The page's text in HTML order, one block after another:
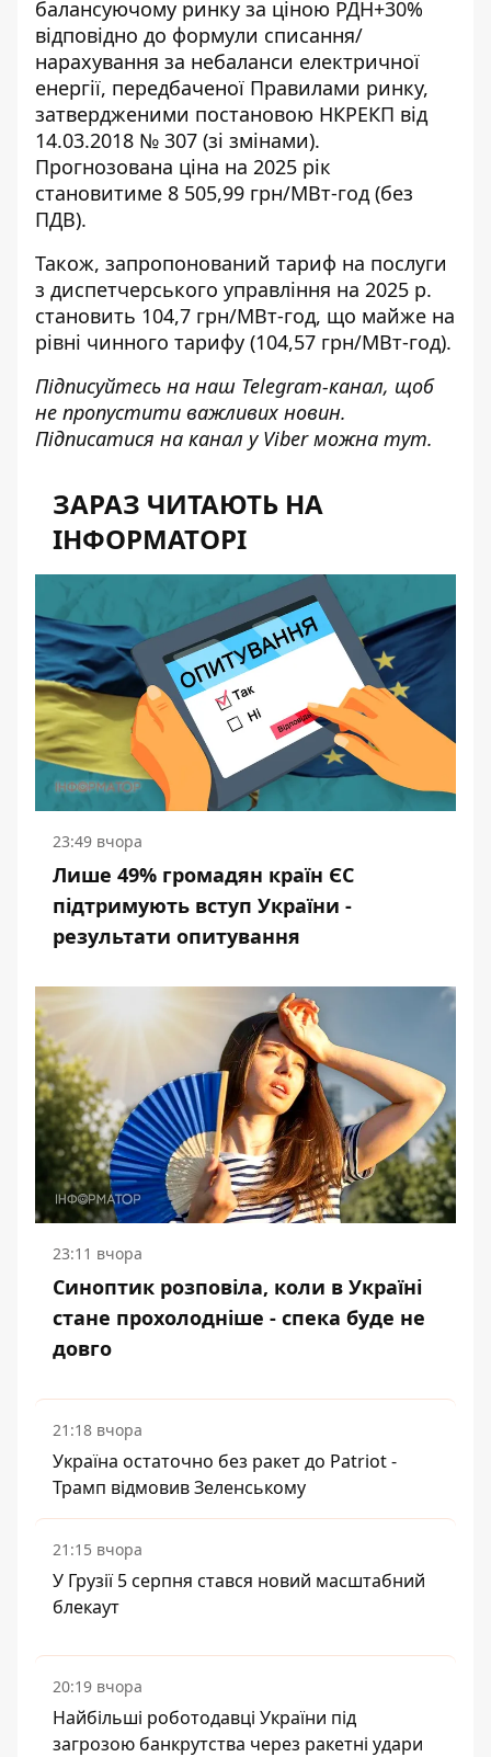
балансуючому ринку за ціною РДН+30%
відповідно до формули списання/
нарахування за небаланси електричної
енергії, передбаченої Правилами ринку,
затвердженими постановою НКРЕКП від
14.03.2018 № 307 (зі змінами).
Прогнозована ціна на 2025 рік
становитиме 8 505,99 грн/МВт-год (без
ПДВ).
Також, запропонований тариф на послуги
з диспетчерського управління на 2025 р.
становить 104,7 грн/МВт-год, що майже на
рівні чинного тарифу (104,57 грн/МВт-год).
Підписуйтесь на наш Telegram-канал, щоб
не пропустити важливих новин.
Підписатися на канал у Viber можна тут.
ЗАРАЗ ЧИТАЮТЬ НА
ІНФОРМАТОРІ
23:49 вчора
Лише 49% громадян країн ЄС
підтримують вступ України -
результати опитування
23:11 вчора
Синоптик розповіла, коли в Україні
стане прохолодніше - спека буде не
довго
21:18 вчора
Україна остаточно без ракет до Patriot -
Трамп відмовив Зеленському
21:15 вчора
У Грузії 5 серпня стався новий масштабний
блекаут
20:19 вчора
Найбільші роботодавці України під
загрозою банкрутства через ракетні удари